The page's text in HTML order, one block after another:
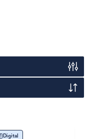
Digital